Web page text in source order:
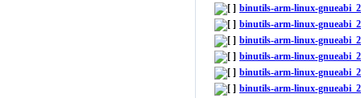
binutils-arm-linux-
binutils-arm-linux-
binutils-arm-linux-
binutils-arm-linux-
binutils-arm-linux-
binutils-arm-linux-